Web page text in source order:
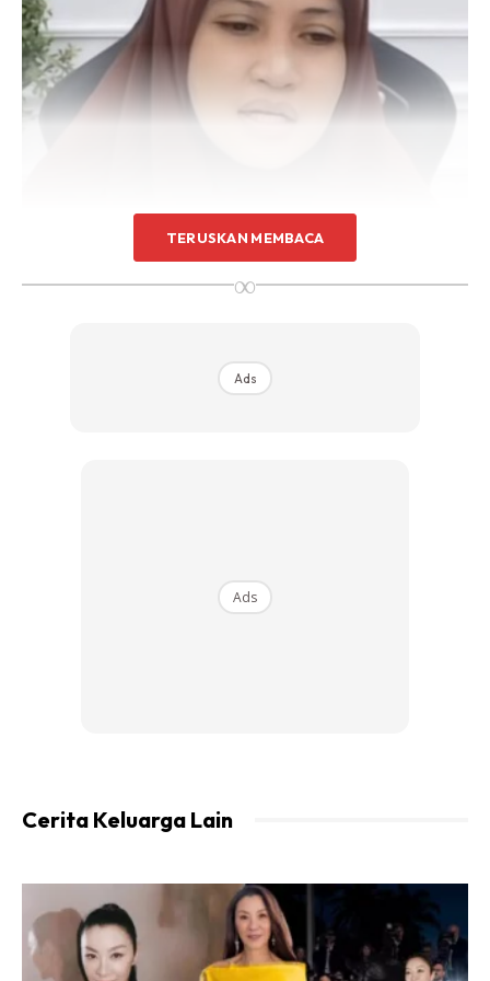
perkara ini mustahil semuanya jahat dan keburukan,”
TERUSKAN MEMBACA
∞
Ads
Ads
Cerita Keluarga Lain